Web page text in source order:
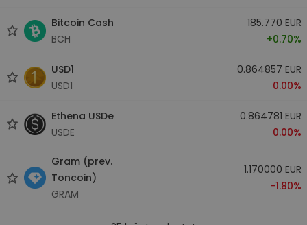
Bitcoin Cash
BCH
185.770 EUR
+0.70%
USD1
USD1
0.864857 EUR
0.00%
Ethena USDe
USDE
0.864781 EUR
0.00%
Gram (prev.
Toncoin)
GRAM
1.170000 EUR
-1.80%